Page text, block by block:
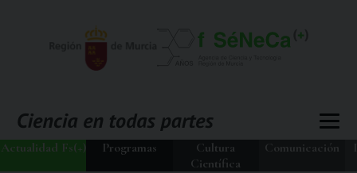
Actualidad Fs(+) Programas
Cultura
Científica
Comunicación